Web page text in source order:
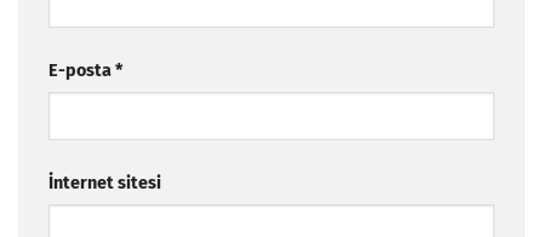
E-posta*
İnternet sitesi